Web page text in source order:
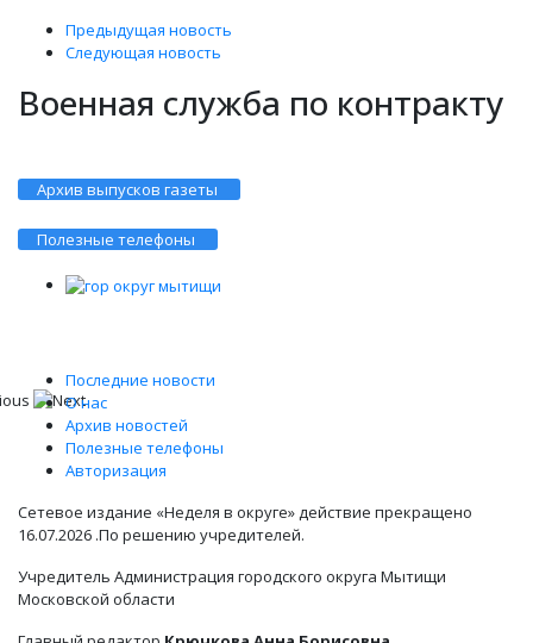
Предыдущая новость
Следующая новость
Военная служба по контракту
Архив выпусков газеты
Полезные телефоны
Последние новости
О нас
Архив новостей
Полезные телефоны
Авторизация
Сетевое издание «Неделя в округе» действие прекращено
16.07.2026 .По решению учредителей.
Учредитель Администрация городского округа Мытищи
Московской области